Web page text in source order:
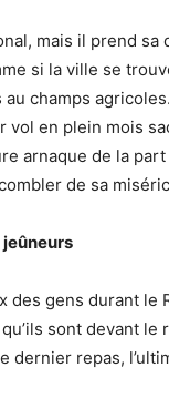
mais il prend
si la ville se
au champs
vol en plein mois
arnaque de la
de sa
des gens durant
sont devant
dernier repas,